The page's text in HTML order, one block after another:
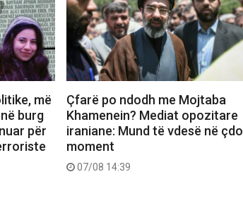
më
burg
për
Çfarë po ndodh me Mojtaba
Khamenein? Mediat opozitare
iraniane: Mund të vdesë në çdo
moment
07/08 14:39